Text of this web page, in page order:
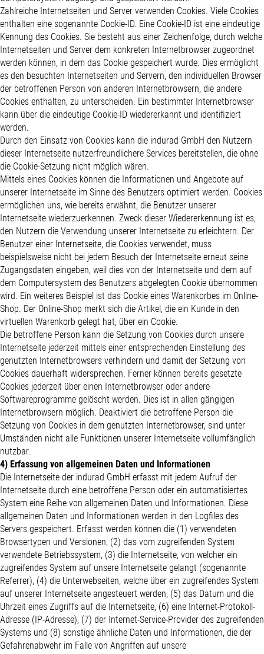
Zahlreiche Internetseiten und Server verwenden Cookies. Viele Cookies
enthalten eine sogenannte Cookie-ID. Eine Cookie-ID ist eine eindeutige
Kennung des Cookies. Sie besteht aus einer Zeichenfolge, durch welche
Internetseiten und Server dem konkreten Internetbrowser zugeordnet
werden können, in dem das Cookie gespeichert wurde. Dies ermöglicht
es den besuchten Internetseiten und Servern, den individuellen Browser
der betroffenen Person von anderen Internetbrowsern, die andere
Cookies enthalten, zu unterscheiden. Ein bestimmter Internetbrowser
kann über die eindeutige Cookie-ID wiedererkannt und identifiziert
werden.
Durch den Einsatz von Cookies kann die indurad GmbH den Nutzern
dieser Internetseite nutzerfreundlichere Services bereitstellen, die ohne
die Cookie-Setzung nicht möglich wären.
Mittels eines Cookies können die Informationen und Angebote auf
unserer Internetseite im Sinne des Benutzers optimiert werden. Cookies
ermöglichen uns, wie bereits erwähnt, die Benutzer unserer
Internetseite wiederzuerkennen. Zweck dieser Wiedererkennung ist es,
den Nutzern die Verwendung unserer Internetseite zu erleichtern. Der
Benutzer einer Internetseite, die Cookies verwendet, muss
beispielsweise nicht bei jedem Besuch der Internetseite erneut seine
Zugangsdaten eingeben, weil dies von der Internetseite und dem auf
dem Computersystem des Benutzers abgelegten Cookie übernommen
wird. Ein weiteres Beispiel ist das Cookie eines Warenkorbes im Online-
Shop. Der Online-Shop merkt sich die Artikel, die ein Kunde in den
virtuellen Warenkorb gelegt hat, über ein Cookie.
Die betroffene Person kann die Setzung von Cookies durch unsere
Internetseite jederzeit mittels einer entsprechenden Einstellung des
genutzten Internetbrowsers verhindern und damit der Setzung von
Cookies dauerhaft widersprechen. Ferner können bereits gesetzte
Cookies jederzeit über einen Internetbrowser oder andere
Softwareprogramme gelöscht werden. Dies ist in allen gängigen
Internetbrowsern möglich. Deaktiviert die betroffene Person die
Setzung von Cookies in dem genutzten Internetbrowser, sind unter
Umständen nicht alle Funktionen unserer Internetseite vollumfänglich
nutzbar.
4) Erfassung von allgemeinen Daten und Informationen
Die Internetseite der indurad GmbH erfasst mit jedem Aufruf der
Internetseite durch eine betroffene Person oder ein automatisiertes
System eine Reihe von allgemeinen Daten und Informationen. Diese
allgemeinen Daten und Informationen werden in den Logfiles des
Servers gespeichert. Erfasst werden können die (1) verwendeten
Browsertypen und Versionen, (2) das vom zugreifenden System
verwendete Betriebssystem, (3) die Internetseite, von welcher ein
zugreifendes System auf unsere Internetseite gelangt (sogenannte
Referrer), (4) die Unterwebseiten, welche über ein zugreifendes System
auf unserer Internetseite angesteuert werden, (5) das Datum und die
Uhrzeit eines Zugriffs auf die Internetseite, (6) eine Internet-Protokoll-
Adresse (IP-Adresse), (7) der Internet-Service-Provider des zugreifenden
Systems und (8) sonstige ähnliche Daten und Informationen, die der
Gefahrenabwehr im Falle von Angriffen auf unsere